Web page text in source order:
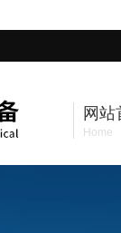
网站
Home